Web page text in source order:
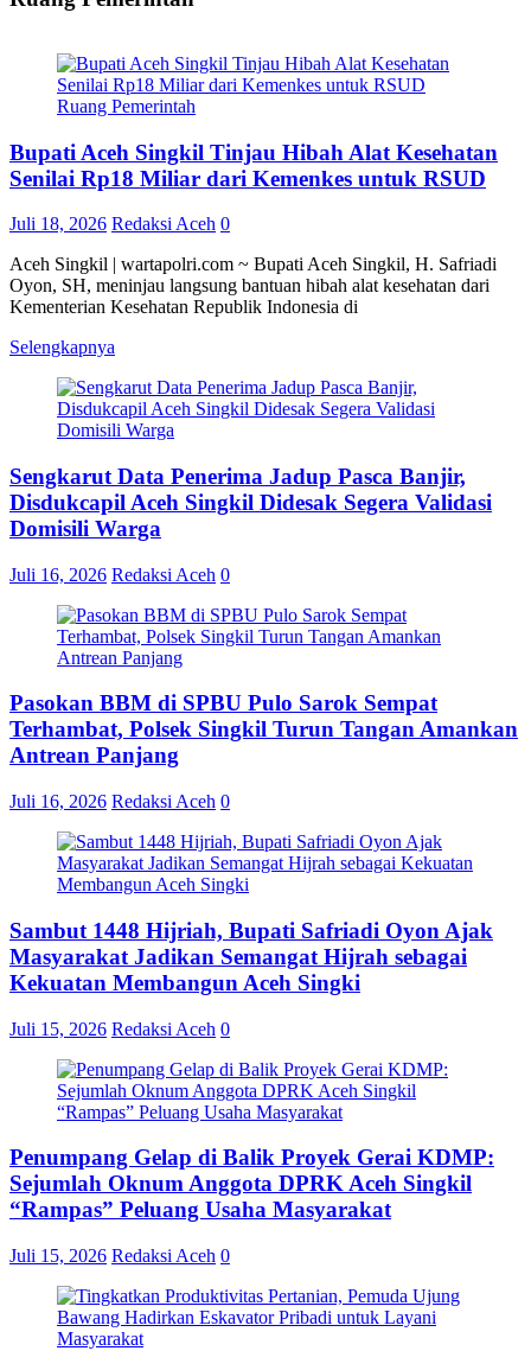
Ruang Pemerintah
Bupati Aceh Singkil Tinjau Hibah Alat Kesehatan
Senilai Rp18 Miliar dari Kemenkes untuk RSUD
Juli 18, 2026 Redaksi Aceh 0
Aceh Singkil | wartapolri.com ~ Bupati Aceh Singkil, H. Safriadi
Oyon, SH, meninjau langsung bantuan hibah alat kesehatan dari
Kementerian Kesehatan Republik Indonesia di
Selengkapnya
Sengkarut Data Penerima Jadup Pasca Banjir,
Disdukcapil Aceh Singkil Didesak Segera Validasi
Domisili Warga
Juli 16, 2026 Redaksi Aceh 0
Pasokan BBM di SPBU Pulo Sarok Sempat
Terhambat, Polsek Singkil Turun Tangan Amankan
Antrean Panjang
Juli 16, 2026 Redaksi Aceh 0
Sambut 1448 Hijriah, Bupati Safriadi Oyon Ajak
Masyarakat Jadikan Semangat Hijrah sebagai
Kekuatan Membangun Aceh Singki
Juli 15, 2026 Redaksi Aceh 0
Penumpang Gelap di Balik Proyek Gerai KDMP:
Sejumlah Oknum Anggota DPRK Aceh Singkil
“Rampas” Peluang Usaha Masyarakat
Juli 15, 2026 Redaksi Aceh 0